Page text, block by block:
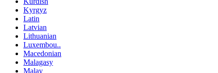
Kyrgyz
Latin
Latvian
Lithuanian
Luxembou..
Macedonian
Malagasy
Malay